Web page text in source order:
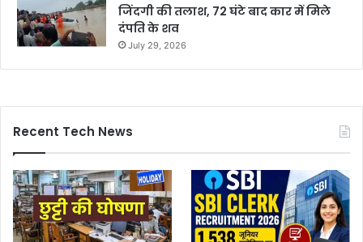
जिंदगी की तलाश, 72 घंटे बाद कार में मिले
दंपति के शव
July 29, 2026
Recent Tech News